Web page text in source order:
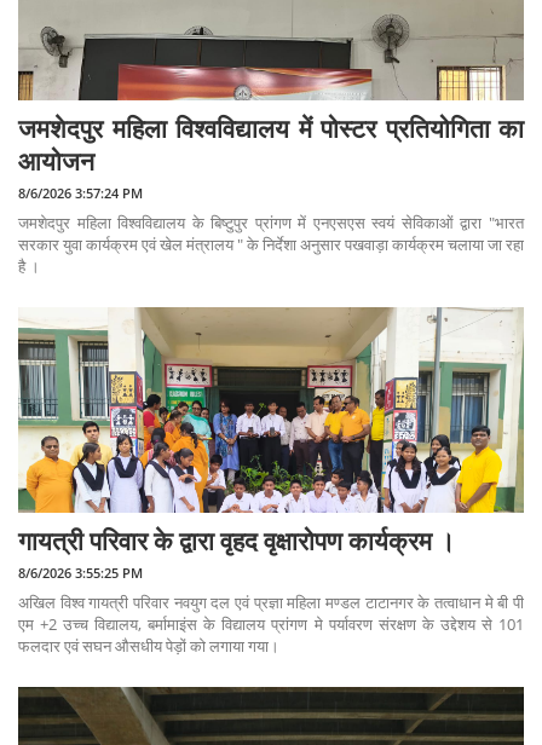
जमशेदपुर महिला विश्वविद्यालय में पोस्टर प्रतियोगिता का
आयोजन
8/6/2026 3:57:24 PM
जमशेदपुर महिला विश्वविद्यालय के बिष्टुपुर प्रांगण में एनएसएस स्वयं सेविकाओं द्वारा "भारत
सरकार युवा कार्यक्रम एवं खेल मंत्रालय " के निर्देशा अनुसार पखवाड़ा कार्यक्रम चलाया जा रहा
है ।
गायत्री परिवार के द्वारा वृहद वृक्षारोपण कार्यक्रम ।
8/6/2026 3:55:25 PM
अखिल विश्व गायत्री परिवार नवयुग दल एवं प्रज्ञा महिला मण्डल टाटानगर के तत्वाधान मे बी पी
एम +2 उच्च विद्यालय, बर्मामाइंस के विद्यालय प्रांगण मे पर्यावरण संरक्षण के उद्देशय से 101
फलदार एवं सघन औसधीय पेड़ों को लगाया गया।